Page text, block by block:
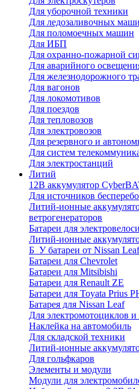
Для уборочной техники
Для ледозаливочных
Для поломоечных машин
Для ИБП
Для охранно-пожарной
Для аварийного
Для железнодорожного
Для вагонов
Для локомотивов
Для поездов
Для тепловозов
Для электровозов
Для резервного и
Для систем
Для электростанций
Литий
12В аккумулятор
Для источников
Литий-ионные
ветрогенераторов
Батареи для
Литий-ионные
Б_У батареи от Nissan Leaf
Батареи для Chevrolet
Батареи для Mitsibishi
Батареи для Renault ZE
Батареи для Toyata Prius
Батарея для Nissan Leaf
Для электромотоциклов и
Наклейка на автомобиль
Для складской техники
Литий-ионные
Для гольфкаров
Элементы и модули
Модули для